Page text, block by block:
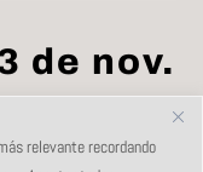
relevante recordando
de nov.
DE